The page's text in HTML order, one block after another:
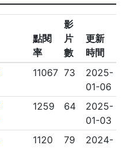
點閱
率
影
片
數
更新
時間
11067 73
2025-
01-06
1259 64
2025-
01-03
1120 79
2024-